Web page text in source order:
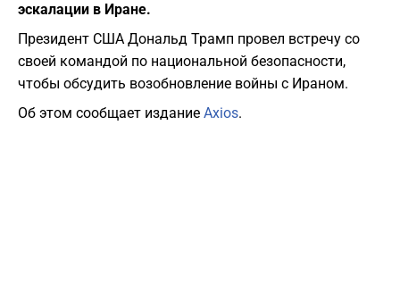
эскалации в Иране.
Президент США Дональд Трамп провел встречу со
своей командой по национальной безопасности,
чтобы обсудить возобновление войны с Ираном.
Об этом сообщает издание Axios.